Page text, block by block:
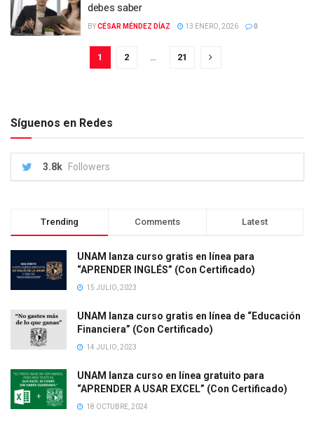
debes saber
BYCÉSAR MÉNDEZ DÍAZ 13 ENERO, 2026 0
1 2 … 21
Síguenos en Redes
3.8k Followers
Trending Comments Latest
UNAM lanza curso gratis en línea para
“APRENDER INGLÉS” (Con Certificado)
15 JULIO, 2023
UNAM lanza curso gratis en línea de “Educación
Financiera” (Con Certificado)
14 JULIO, 2023
UNAM lanza curso en línea gratuito para
“APRENDER A USAR EXCEL” (Con Certificado)
18 OCTUBRE, 2024